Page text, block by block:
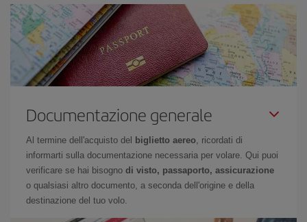
Documentazione generale
Al termine dell'acquisto del biglietto aereo , ricordati di
informarti sulla documentazione necessaria per volare. Qui puoi
verificare se hai bisogno di visto, passaporto, assicurazione
o qualsiasi altro documento, a seconda dell'origine e della
destinazione del tuo volo.